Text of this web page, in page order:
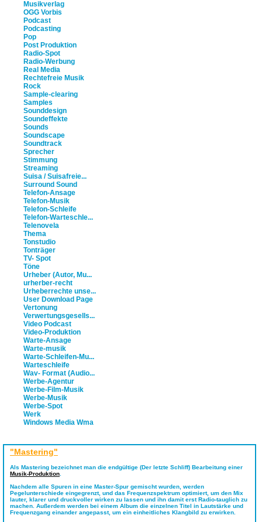
Musikverlag
OGG Vorbis
Podcast
Podcasting
Pop
Post Produktion
Radio-Spot
Radio-Werbung
Real Media
Rechtefreie Musik
Rock
Sample-clearing
Samples
Sounddesign
Soundeffekte
Sounds
Soundscape
Soundtrack
Sprecher
Stimmung
Streaming
Suisa / Suisafreie...
Surround Sound
Telefon-Ansage
Telefon-Musik
Telefon-Schleife
Telefon-Warteschle...
Telenovela
Thema
Tonstudio
Tonträger
TV- Spot
Töne
Urheber (Autor, Mu...
urherber-recht
Urheberrechte unse...
User Download Page
Vertonung
Verwertungsgesells...
Video Podcast
Video-Produktion
Warte-Ansage
Warte-musik
Warte-Schleifen-Mu...
Warteschleife
Wav- Format (Audio...
Werbe-Agentur
Werbe-Film-Musik
Werbe-Musik
Werbe-Spot
Werk
Windows Media Wma
"Mastering"
Als Mastering bezeichnet man die endgültige (Der letzte Schliff) Bearbeitung einer
Musik-Produktion
Nachdem alle Spuren in eine Master-Spur gemischt wurden, werden
Pegelunterschiede eingegrenzt, und das Frequenzspektrum optimiert, um den Mix
lauter, klarer und druckvoller wirken zu lassen und ihn damit erst Radio-tauglich zu
machen. Außerdem werden bei einem Album die einzelnen Titel in Lautstärke und
Frequenzgang einander angepasst, um ein einheitliches Klangbild zu erwirken.